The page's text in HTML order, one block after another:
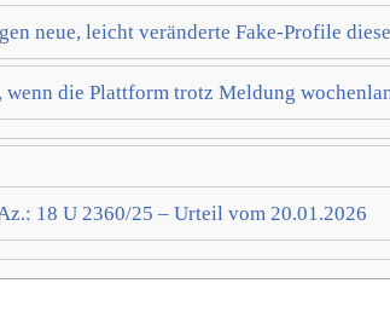
neue, leicht veränderte Fake-Profile
wenn die Plattform trotz Meldung
18 U 2360/25 – Urteil vom 20.01.2026